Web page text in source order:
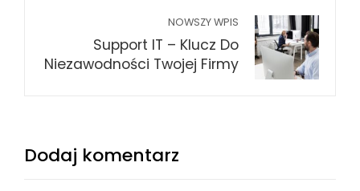
NOWSZY WPIS
Support IT – Klucz Do
Niezawodności Twojej Firmy
Dodaj komentarz